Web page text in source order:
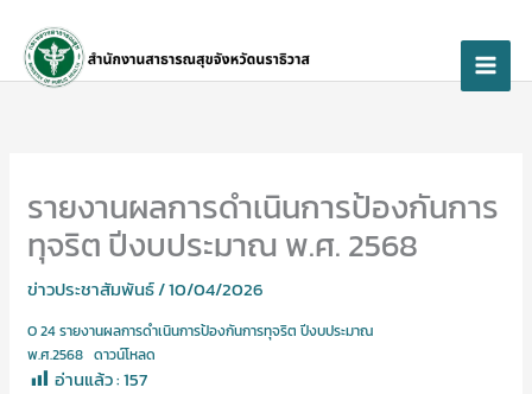
content
รายงานผลการดำเนินการป้องกันการ
ทุจริต ปีงบประมาณ พ.ศ. 2568
ข่าวประชาสัมพันธ์/10/04/2026
O 24 รายงานผลการดำเนินการป้องกันการทุจริต ปีงบประมาณ
พ.ศ.2568 ดาวน์โหลด
อ่านแล้ว :157